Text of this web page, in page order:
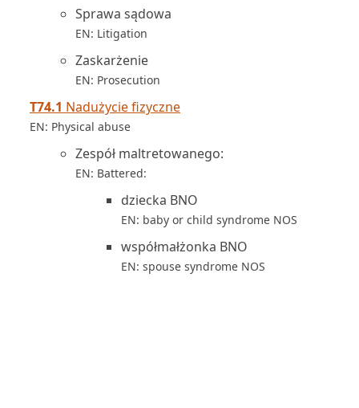
Sprawa sądowa
EN: Litigation
Zaskarżenie
EN: Prosecution
T74.1 Nadużycie fizyczne
EN: Physical abuse
Zespół maltretowanego:
EN: Battered:
dziecka BNO
EN: baby or child syndrome NOS
współmałżonka BNO
EN: spouse syndrome NOS